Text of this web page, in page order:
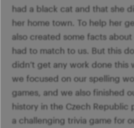
had a black cat and that she
her home town. To help her
also created some facts
had to match to us. But this
didn’t get any work done this
we focused on our spelling
games, and we also finished
history in the Czech Republic
a challenging trivia game for